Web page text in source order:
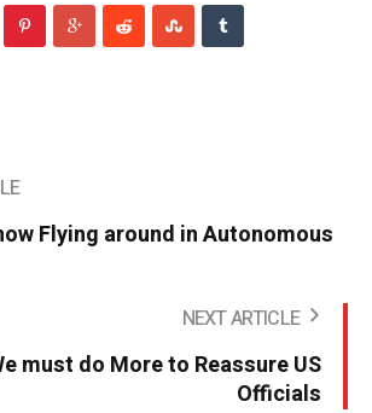
Flying around in Autonomous
NEXT ARTICLE
must do More to Reassure US
Officials